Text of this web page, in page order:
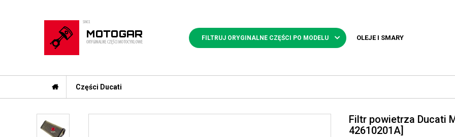
FILTRUJ ORYGINALNE CZĘŚCI PO MODELU OLEJE I SMARY
Części Ducati
Filtr powietrza Ducati
42610201A]